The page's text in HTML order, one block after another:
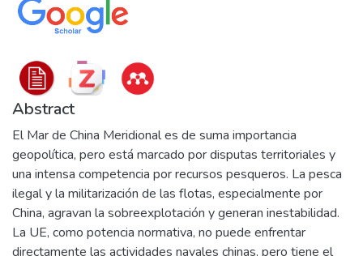
Abstract
El Mar de China Meridional es de suma importancia
geopolítica, pero está marcado por disputas territoriales y
una intensa competencia por recursos pesqueros. La pesca
ilegal y la militarización de las flotas, especialmente por
China, agravan la sobreexplotación y generan inestabilidad.
La UE, como potencia normativa, no puede enfrentar
directamente las actividades navales chinas, pero tiene el